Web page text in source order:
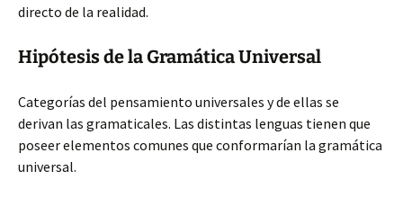
directo de la realidad.
Hipótesis de la Gramática Universal
Categorías del pensamiento universales y de ellas se
derivan las gramaticales. Las distintas lenguas tienen que
poseer elementos comunes que conformarían la gramática
universal.